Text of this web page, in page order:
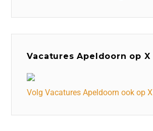
Vacatures Apeldoorn op X
Volg Vacatures Apeldoorn ook op X